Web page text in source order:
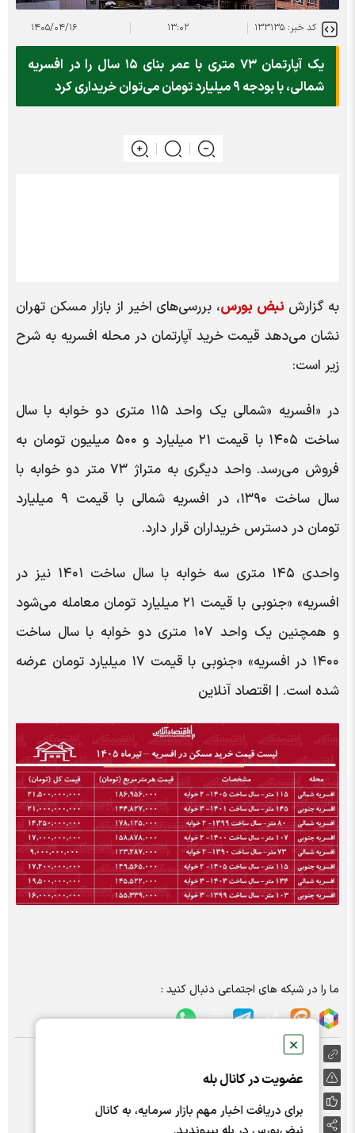
✕
عضویت در کانال بله
برای دریافت اخبار مهم بازار سرمایه، به کانال
کد خبر: ۱۳۳۱۳۵ ۱۳:۰۲ ۱۴۰۵/۰۴/۱۶
یک آپارتمان ۷۳ متری با عمر بنای ۱۵ سال را در افسریه
شمالی، با بودجه ۹ میلیارد تومان می‌توان خریداری کرد
به گزارشنبض بورس، بررسی‌های اخیر از بازار مسکن تهران
نشان می‌دهد قیمت خرید آپارتمان در محله افسریه به شرح
زیر است:
در «افسریه «شمالی یک واحد ۱۱۵ متری دو خوابه با سال
ساخت ۱۴۰۵ با قیمت ۲۱ میلیارد و ۵۰۰ میلیون تومان به
فروش می‌رسد. واحد دیگری به متراژ ۷۳ متر دو خوابه با
سال ساخت ۱۳۹۰، در افسریه شمالی با قیمت ۹ میلیارد
تومان در دسترس خریداران قرار دارد.
واحدی ۱۴۵ متری سه خوابه با سال ساخت ۱۴۰۱ نیز در
افسریه» «جنوبی با قیمت ۲۱ میلیارد تومان معامله می‌شود
و همچنین یک واحد ۱۰۷ متری دو خوابه با سال ساخت
۱۴۰۰ در افسریه» «جنوبی با قیمت ۱۷ میلیارد تومان عرضه
شده است. | اقتصاد آنلاین
ما را در شبکه های اجتماعی دنبال کنید :
https://nabzebourse.com/000YdL
گزارش خطا
اشتراک گذاری